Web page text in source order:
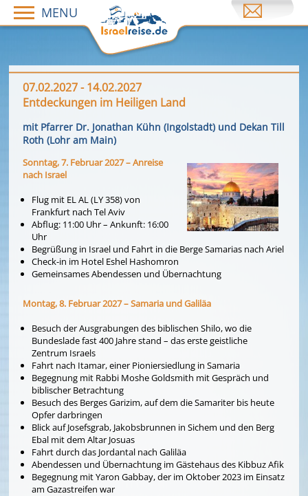
MENU
07.02.2027 - 14.02.2027
Entdeckungen im Heiligen Land
mit Pfarrer Dr. Jonathan Kühn (Ingolstadt) und Dekan Till
Roth (Lohr am Main)
Sonntag, 7. Februar 2027 – Anreise
nach Israel
Flug mit EL AL (LY 358) von
Frankfurt nach Tel Aviv
Abflug: 11:00 Uhr – Ankunft: 16:00
Uhr
Begrüßung in Israel und Fahrt in die Berge Samarias nach Ariel
Check-in im Hotel Eshel Hashomron
Gemeinsames Abendessen und Übernachtung
Montag, 8. Februar 2027 – Samaria und Galiläa
Besuch der Ausgrabungen des biblischen Shilo, wo die
Bundeslade fast 400 Jahre stand – das erste geistliche
Zentrum Israels
Fahrt nach Itamar, einer Pioniersiedlung in Samaria
Begegnung mit Rabbi Moshe Goldsmith mit Gespräch und
biblischer Betrachtung
Besuch des Berges Garizim, auf dem die Samariter bis heute
Opfer darbringen
Blick auf Josefsgrab, Jakobsbrunnen in Sichem und den Berg
Ebal mit dem Altar Josuas
Fahrt durch das Jordantal nach Galiläa
Abendessen und Übernachtung im Gästehaus des Kibbuz Afik
Begegnung mit Yaron Gabbay, der im Oktober 2023 im Einsatz
am Gazastreifen war